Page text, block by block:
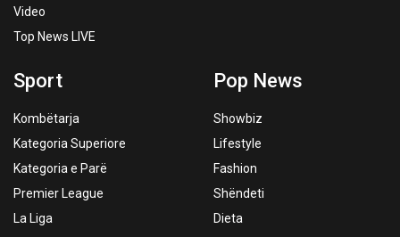
Video
Top News LIVE
Sport
Kombëtarja
Kategoria Superiore
Kategoria e Parë
Premier League
La Liga
Pop News
Showbiz
Lifestyle
Fashion
Shëndeti
Dieta